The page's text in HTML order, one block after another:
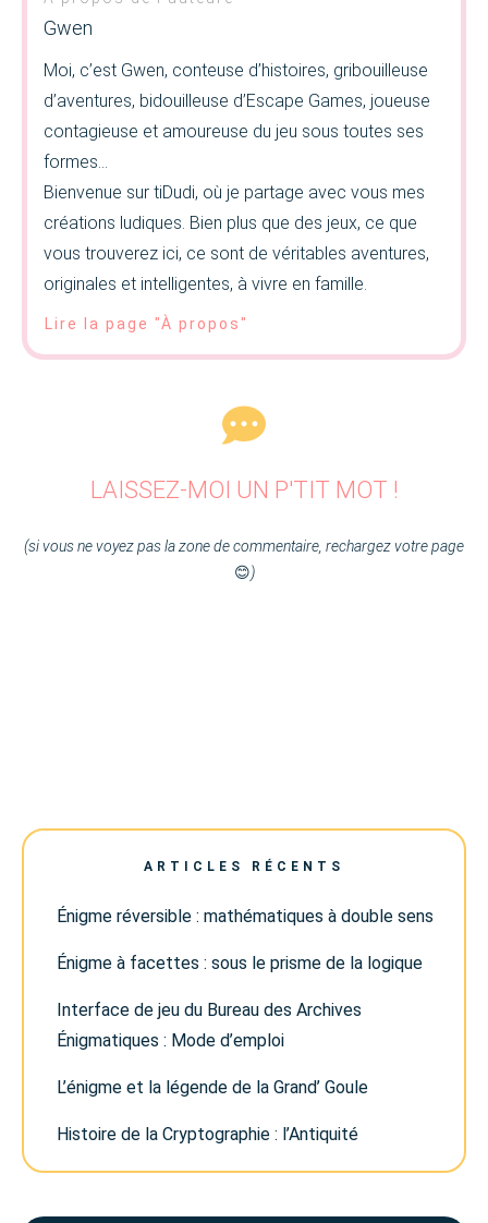
Gwen
Moi, c’est Gwen, conteuse d’histoires, gribouilleuse
d’aventures, bidouilleuse d’Escape Games, joueuse
contagieuse et amoureuse du jeu sous toutes ses
formes…
Bienvenue sur tiDudi, où je partage avec vous mes
créations ludiques. Bien plus que des jeux, ce que
vous trouverez ici, ce sont de véritables aventures,
originales et intelligentes, à vivre en famille.
Lire la page "À propos"
LAISSEZ-MOI UN P'TIT MOT !
(si vous ne voyez pas la zone de commentaire, rechargez votre page
😊)
ARTICLES RÉCENTS
Énigme réversible : mathématiques à double sens
Énigme à facettes : sous le prisme de la logique
Interface de jeu du Bureau des Archives
Énigmatiques : Mode d’emploi
L’énigme et la légende de la Grand’ Goule
Histoire de la Cryptographie : l’Antiquité